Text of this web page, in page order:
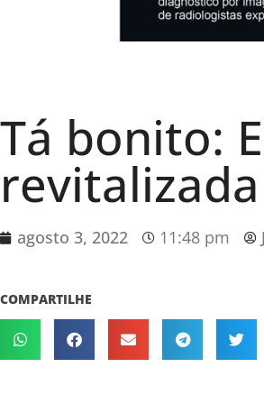
Tá bonito:
revitalizada
agosto 3, 2022 11:48 pm
COMPARTILHE